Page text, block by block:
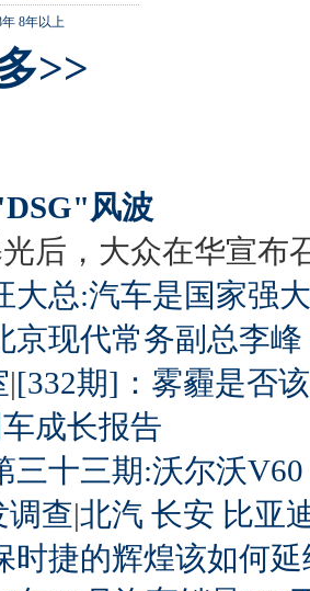
年 8年以上
>>
风波
后，大众在华宣布
大总:汽车是国家强
京现代常务副总李峰
|[332期]：雾霾是否
成长报告
三十三期:沃尔沃
调查|北汽 长安 比亚
时捷的辉煌该如何延